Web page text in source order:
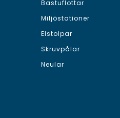
Bastuflottar
Miljöstationer
Elstolpar
Skruvpålar
Neular